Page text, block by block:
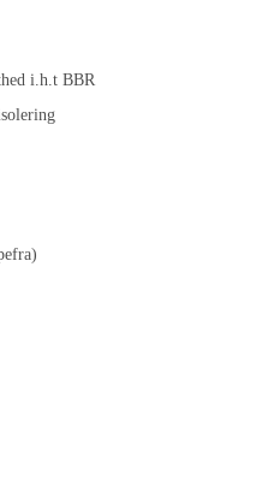
i.h.t BBR